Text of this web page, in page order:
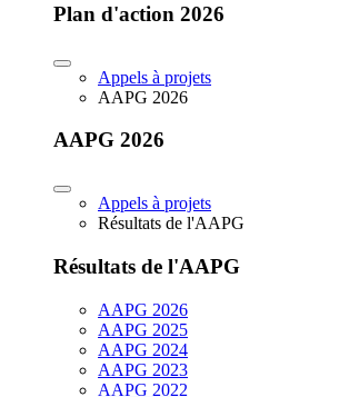
Plan d'action 2026
Appels à projets
AAPG 2026
AAPG 2026
Appels à projets
Résultats de l'AAPG
Résultats de l'AAPG
AAPG 2026
AAPG 2025
AAPG 2024
AAPG 2023
AAPG 2022